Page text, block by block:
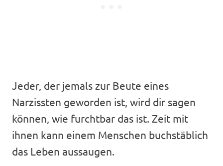
Jeder, der jemals zur Beute eines
Narzissten geworden ist, wird dir sagen
können, wie furchtbar das ist. Zeit mit
ihnen kann einem Menschen buchstäblich
das Leben aussaugen.